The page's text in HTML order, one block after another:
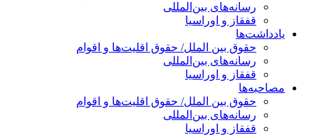
رسانه‌های بین‌المللی
قفقاز و اوراسیا
یادداشت‌ها
حقوق بین الملل/ حقوق اقلیت‌ها و اقوام
رسانه‌های بین‌المللی
قفقاز و اوراسیا
مصاحبه‌ها
حقوق بین الملل/ حقوق اقلیت‌ها و اقوام
رسانه‌های بین‌المللی
قفقاز و اوراسیا